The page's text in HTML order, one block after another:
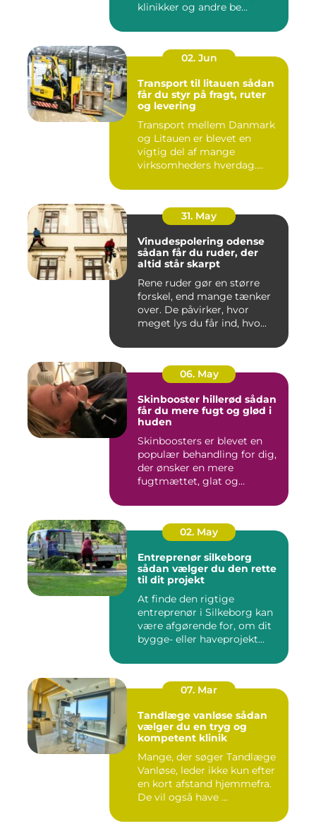
klinikker og andre be...
02. Jun
Transport til litauen sådan
får du styr på fragt, ruter
og levering
Transport mellem Danmark
og Litauen er blevet en
vigtig del af mange
virksomheders hverdag.
31. May
Vinudespolering odense
sådan får du ruder, der
altid står skarpt
Rene ruder gør en større
forskel, end mange tænker
over. De påvirker, hvor
meget lys du får ind, hvo...
06. May
Skinbooster hillerød sådan
får du mere fugt og glød i
huden
Skinboosters er blevet en
populær behandling for dig,
der ønsker en mere
fugtmættet, glat og
02. May
Entreprenør silkeborg
sådan vælger du den rette
til dit projekt
At finde den rigtige
entreprenør i Silkeborg kan
være afgørende for, om dit
bygge- eller haveprojekt...
07. Mar
Tandlæge vanløse sådan
vælger du en tryg og
kompetent klinik
Mange, der søger Tandlæge
Vanløse, leder ikke kun efter
en kort afstand hjemmefra.
De vil også have ...